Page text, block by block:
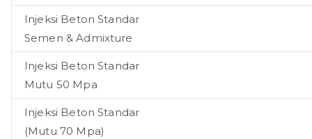
Injeksi Beton Standar
Semen & Admixture
Injeksi Beton Standar
Mutu 50 Mpa
Injeksi Beton Standar
(Mutu 70 Mpa)